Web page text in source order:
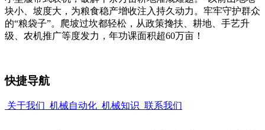
块小、坡度大，为粮食稳产增收注入持久动力。牢牢守护群众
的“粮袋子”。爬坡过坎都轻松，从政策搀扶、耕地、手艺升
级、农机推广等度发力，年功课面积超60万亩！
快捷导航
关于我们 机械自动化 机械知识 联系我们